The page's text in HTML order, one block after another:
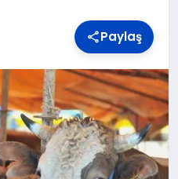
Paylaş